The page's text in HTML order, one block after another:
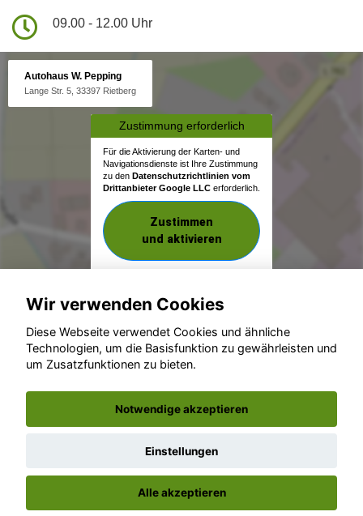
09.00 - 12.00 Uhr
Autohaus W. Pepping
Lange Str. 5, 33397 Rietberg
Zustimmung erforderlich
Für die Aktivierung der Karten- und
Navigationsdienste ist Ihre Zustimmung
zu den Datenschutzrichtlinien vom
Drittanbieter Google LLC erforderlich.
Zustimmen
und aktivieren
© konjunkturmotor.de GmbH 2020 - 2026
Wir verwenden Cookies
Diese Webseite verwendet Cookies und ähnliche
Technologien, um die Basisfunktion zu gewährleisten und
um Zusatzfunktionen zu bieten.
Notwendige akzeptieren
Einstellungen
Alle akzeptieren